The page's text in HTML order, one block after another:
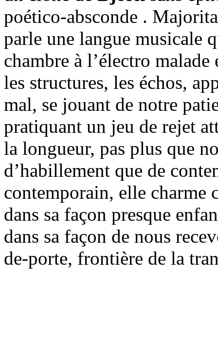
poético-absconde .
parle une langue musicale
chambre à l’électro malade
les structures, les échos,
mal, se jouant de notre
pratiquant un jeu de rejet
la longueur, pas plus que
d’habillement que de
contemporain, elle charme
dans sa façon presque
dans sa façon de nous
de-porte, frontière de la